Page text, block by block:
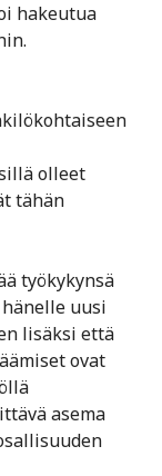
hakeutua
olleet
tähän
työkykynsä
uusi
lisäksi että
ovat
asema